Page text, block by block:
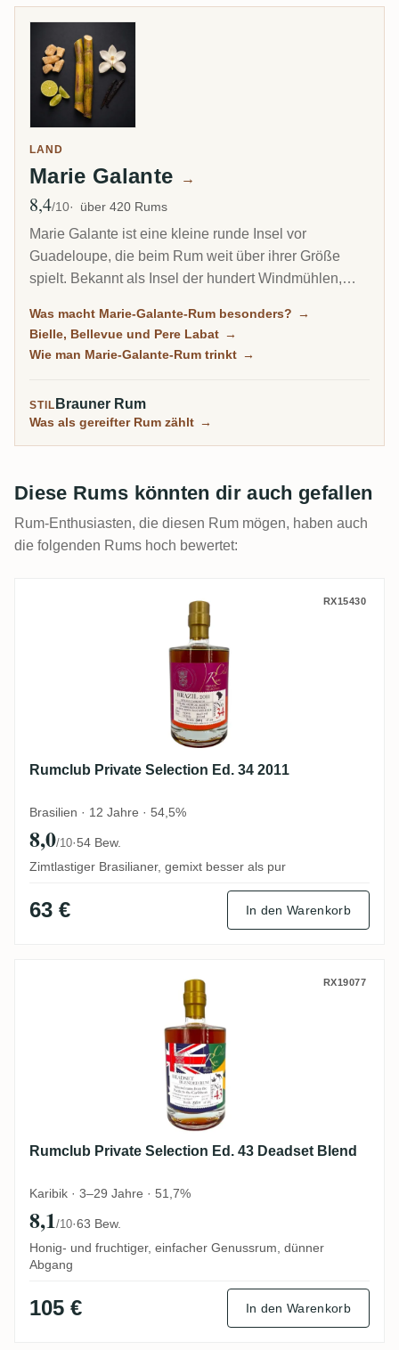
LAND
Marie Galante →
Ø Bewertung
8,4/10 über 420 Rums
Marie Galante ist eine kleine runde Insel vor
Guadeloupe, die beim Rum weit über ihrer Größe
spielt. Bekannt als Insel der hundert Windmühlen,
mit 59 Prozent und mehr abgefüllt, aus drei aktiven
Brennereien. Für Agricole-Liebhaber ist sie eine der
Was macht Marie-Galante-Rum besonders? →
Bielle, Bellevue und Pere Labat →
Wie man Marie-Galante-Rum trinkt →
STIL Brauner Rum
Was als gereifter Rum zählt →
Diese Rums könnten dir auch gefallen
Rum-Enthusiasten, die diesen Rum mögen, haben auch
die folgenden Rums hoch bewertet:
Rumclub Private Selection Ed. 34 2011
RX15430
Rumclub Private Selection Ed. 34 2011
Brasilien · 12 Jahre · 54,5%
8,0/10·54 Bew.
Zimtlastiger Brasilianer, gemixt besser als pur
63 € In den Warenkorb
Rumclub Private Selection Ed. 43 RX19077
Rumclub Private Selection Ed. 43 Deadset Blend
Karibik · 3–29 Jahre · 51,7%
8,1/10·63 Bew.
Honig- und fruchtiger, einfacher Genussrum, dünner
Abgang
105 € In den Warenkorb